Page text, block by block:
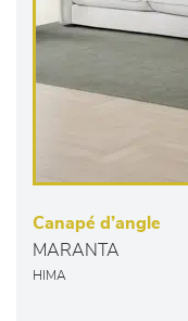
Canapé d’angle
MARANTA
HIMA